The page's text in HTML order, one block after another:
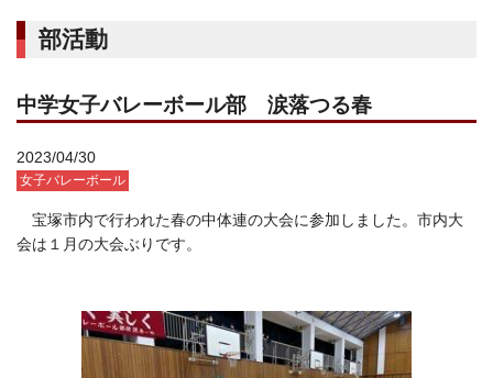
部活動
中学女子バレーボール部 涙落つる春
2023/04/30
女子バレーボール
宝塚市内で行われた春の中体連の大会に参加しました。市内大
会は１月の大会ぶりです。